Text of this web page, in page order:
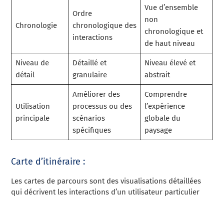
Chronologie
Ordre
chronologique des
interactions
Vue d’ensemble
non
chronologique et
de haut niveau
Niveau de
détail
Détaillé et
granulaire
Niveau élevé et
abstrait
Utilisation
principale
Améliorer des
processus ou des
scénarios
spécifiques
Comprendre
l’expérience
globale du
paysage
Carte d’itinéraire :
Les cartes de parcours sont des visualisations détaillées
qui décrivent les interactions d’un utilisateur particulier